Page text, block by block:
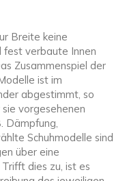
Breite keine
fest verbaute Innen
Zusammenspiel der
ist im
abgestimmt, so
vorgesehenen
Dämpfung,
Schuhmodelle sind
über eine
Trifft dies zu, ist es